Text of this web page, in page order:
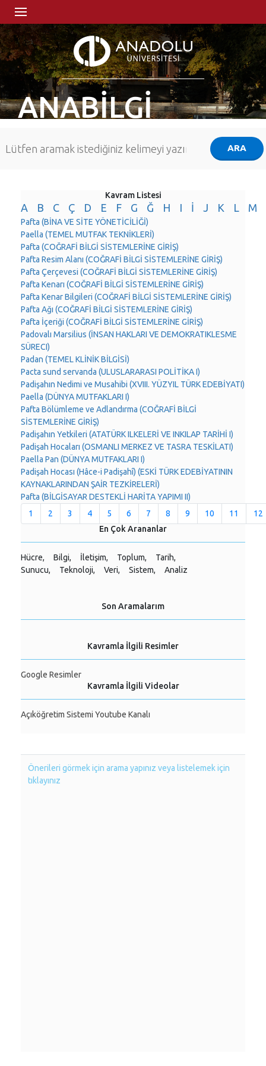
ANABİLGİ
Kavram Listesi
A B C Ç D E F G Ğ H I İ J K L M
Pafta (BİNA VE SİTE YÖNETİCİLİĞİ)
Paella (TEMEL MUTFAK TEKNİKLERİ)
Pafta (COĞRAFİ BİLGİ SİSTEMLERİNE GİRİŞ)
Pafta Resim Alanı (COĞRAFİ BİLGİ SİSTEMLERİNE GİRİŞ)
Pafta Çerçevesi (COĞRAFİ BİLGİ SİSTEMLERİNE GİRİŞ)
Pafta Kenarı (COĞRAFİ BİLGİ SİSTEMLERİNE GİRİŞ)
Pafta Kenar Bilgileri (COĞRAFİ BİLGİ SİSTEMLERİNE GİRİŞ)
Pafta Ağı (COĞRAFİ BİLGİ SİSTEMLERİNE GİRİŞ)
Pafta İçeriği (COĞRAFİ BİLGİ SİSTEMLERİNE GİRİŞ)
Padovalı Marsilius (İNSAN HAKLARI VE DEMOKRATIKLESME
SÜRECI)
Padan (TEMEL KLİNİK BİLGİSİ)
Pacta sund servanda (ULUSLARARASI POLİTİKA I)
Padişahın Nedimi ve Musahibi (XVIII. YÜZYIL TÜRK EDEBİYATI)
Paella (DÜNYA MUTFAKLARI I)
Pafta Bölümleme ve Adlandırma (COĞRAFİ BİLGİ
SİSTEMLERİNE GİRİŞ)
Padişahın Yetkileri (ATATÜRK ILKELERİ VE INKILAP TARİHİ I)
Padişah Hocaları (OSMANLI MERKEZ VE TASRA TESKİLATI)
Paella Pan (DÜNYA MUTFAKLARI I)
Padişah Hocası (Hâce-i Padişahî) (ESKİ TÜRK EDEBİYATININ
KAYNAKLARINDAN ŞAİR TEZKİRELERİ)
Pafta (BİLGİSAYAR DESTEKLİ HARİTA YAPIMI II)
1
2 3 4 5 6 7 8 9 10 11
12
En Çok Arananlar
Hücre, Bilgi, İletişim, Toplum,
Tarih,
Sunucu,
Teknoloji, Veri, Sistem, Analiz
Son Aramalarım
Kavramla İlgili Resimler
Google Resimler
Kavramla İlgili Videolar
Açıköğretim Sistemi Youtube Kanalı
Önerileri görmek için arama yapınız veya listelemek için
tıklayınız